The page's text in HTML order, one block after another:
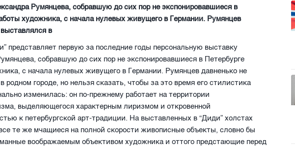
Румянцева, собравшую до сих пор не экспонировавшиеся в
художника, с начала нулевых живущего в Германии. Румянцев
в
представляет первую за последние годы персональную выставку
собравшую до сих пор не экспонировавшиеся в Петербурге
с начала нулевых живущего в Германии. Румянцев давненько не
родном городе, но нельзя сказать, чтобы за это время его стилистика
изменилась: он по-прежнему работает на территории
выделяющегося характерным лиризмом и откровенной
к петербургской арт-традиции. На выставленных в “Диди” холстах
те же мчащиеся на полной скорости живописные объекты, словно бы
воображаемым объективом художника и оттого предстающие перед